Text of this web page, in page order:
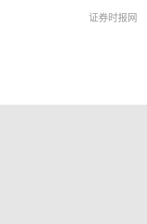
证券时报网